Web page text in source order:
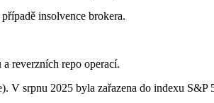
insolvence brokera.
reverzních repo operací.
V srpnu 2025 byla zařazena do indexu S&P